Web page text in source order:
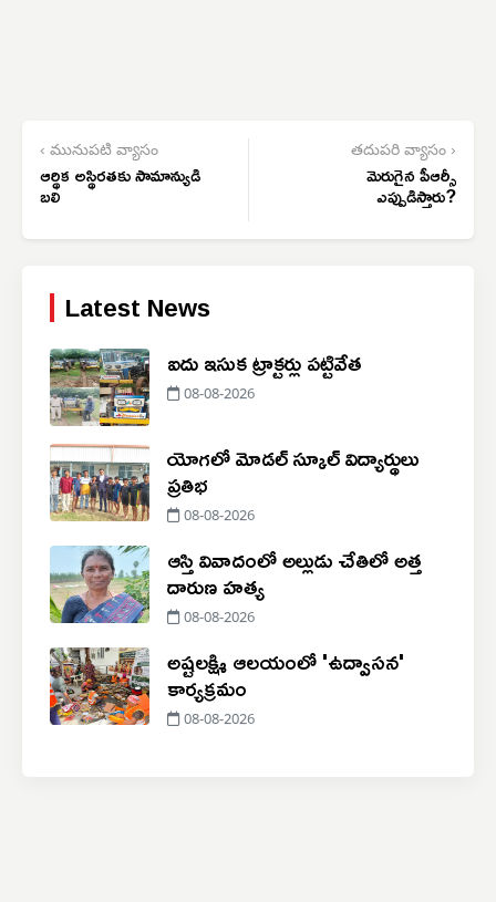
‹ మునుపటి వ్యాసం
ఆర్థిక అస్థిరతకు సామాన్యుడి
బలి
తదుపరి వ్యాసం ›
మెరుగైన పీఆర్సీ
ఎప్పుడిస్తారు?
Latest News
ఐదు ఇసుక ట్రాక్టర్లు పట్టివేత
08-08-2026
యోగలో మోడల్ స్కూల్ విద్యార్థులు
ప్రతిభ
08-08-2026
ఆస్తి వివాదంలో అల్లుడు చేతిలో అత్త
దారుణ హత్య
08-08-2026
అష్టలక్ష్మి ఆలయంలో 'ఉద్వాసన'
కార్యక్రమం
08-08-2026